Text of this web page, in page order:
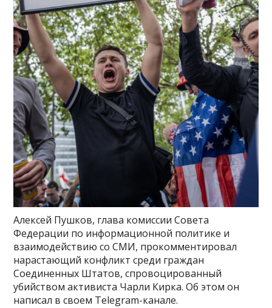
Алексей Пушков, глава комиссии Совета
Федерации по информационной политике и
взаимодействию со СМИ, прокомментировал
нарастающий конфликт среди граждан
Соединенных Штатов, спровоцированный
убийством активиста Чарли Кирка. Об этом он
написал в своем Telegram-канале.